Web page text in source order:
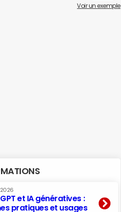
Voir un exemple
et IA génératives :
pratiques et usages